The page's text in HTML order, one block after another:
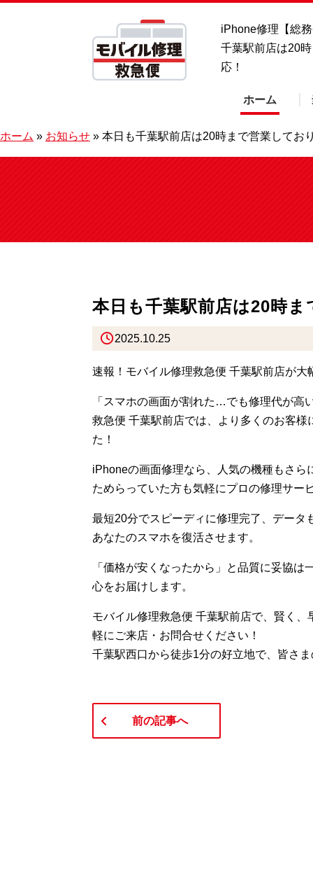
iPhone修理【総
千葉駅前店は20
応！
ホーム
ホーム » お知らせ » 本日も千葉駅前店は20時まで営業してお
本日も千葉駅前店は20時
2025.10.25
速報！モバイル修理救急便 千葉駅前店が大
「スマホの画面が割れた…でも修理代が高
救急便 千葉駅前店では、より多くのお客
た！
iPhoneの画面修理なら、人気の機種もさ
ためらっていた方も気軽にプロの修理サー
最短20分でスピーディに修理完了、データ
あなたのスマホを復活させます。
「価格が安くなったから」と品質に妥協
心をお届けします。
モバイル修理救急便 千葉駅前店で、賢く
軽にご来店・お問合せください！
千葉駅西口から徒歩1分の好立地で、皆さ
前の記事へ